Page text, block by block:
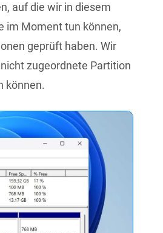
auf die wir in diesem
im Moment tun können,
geprüft haben. Wir
zugeordnete Partition
können.